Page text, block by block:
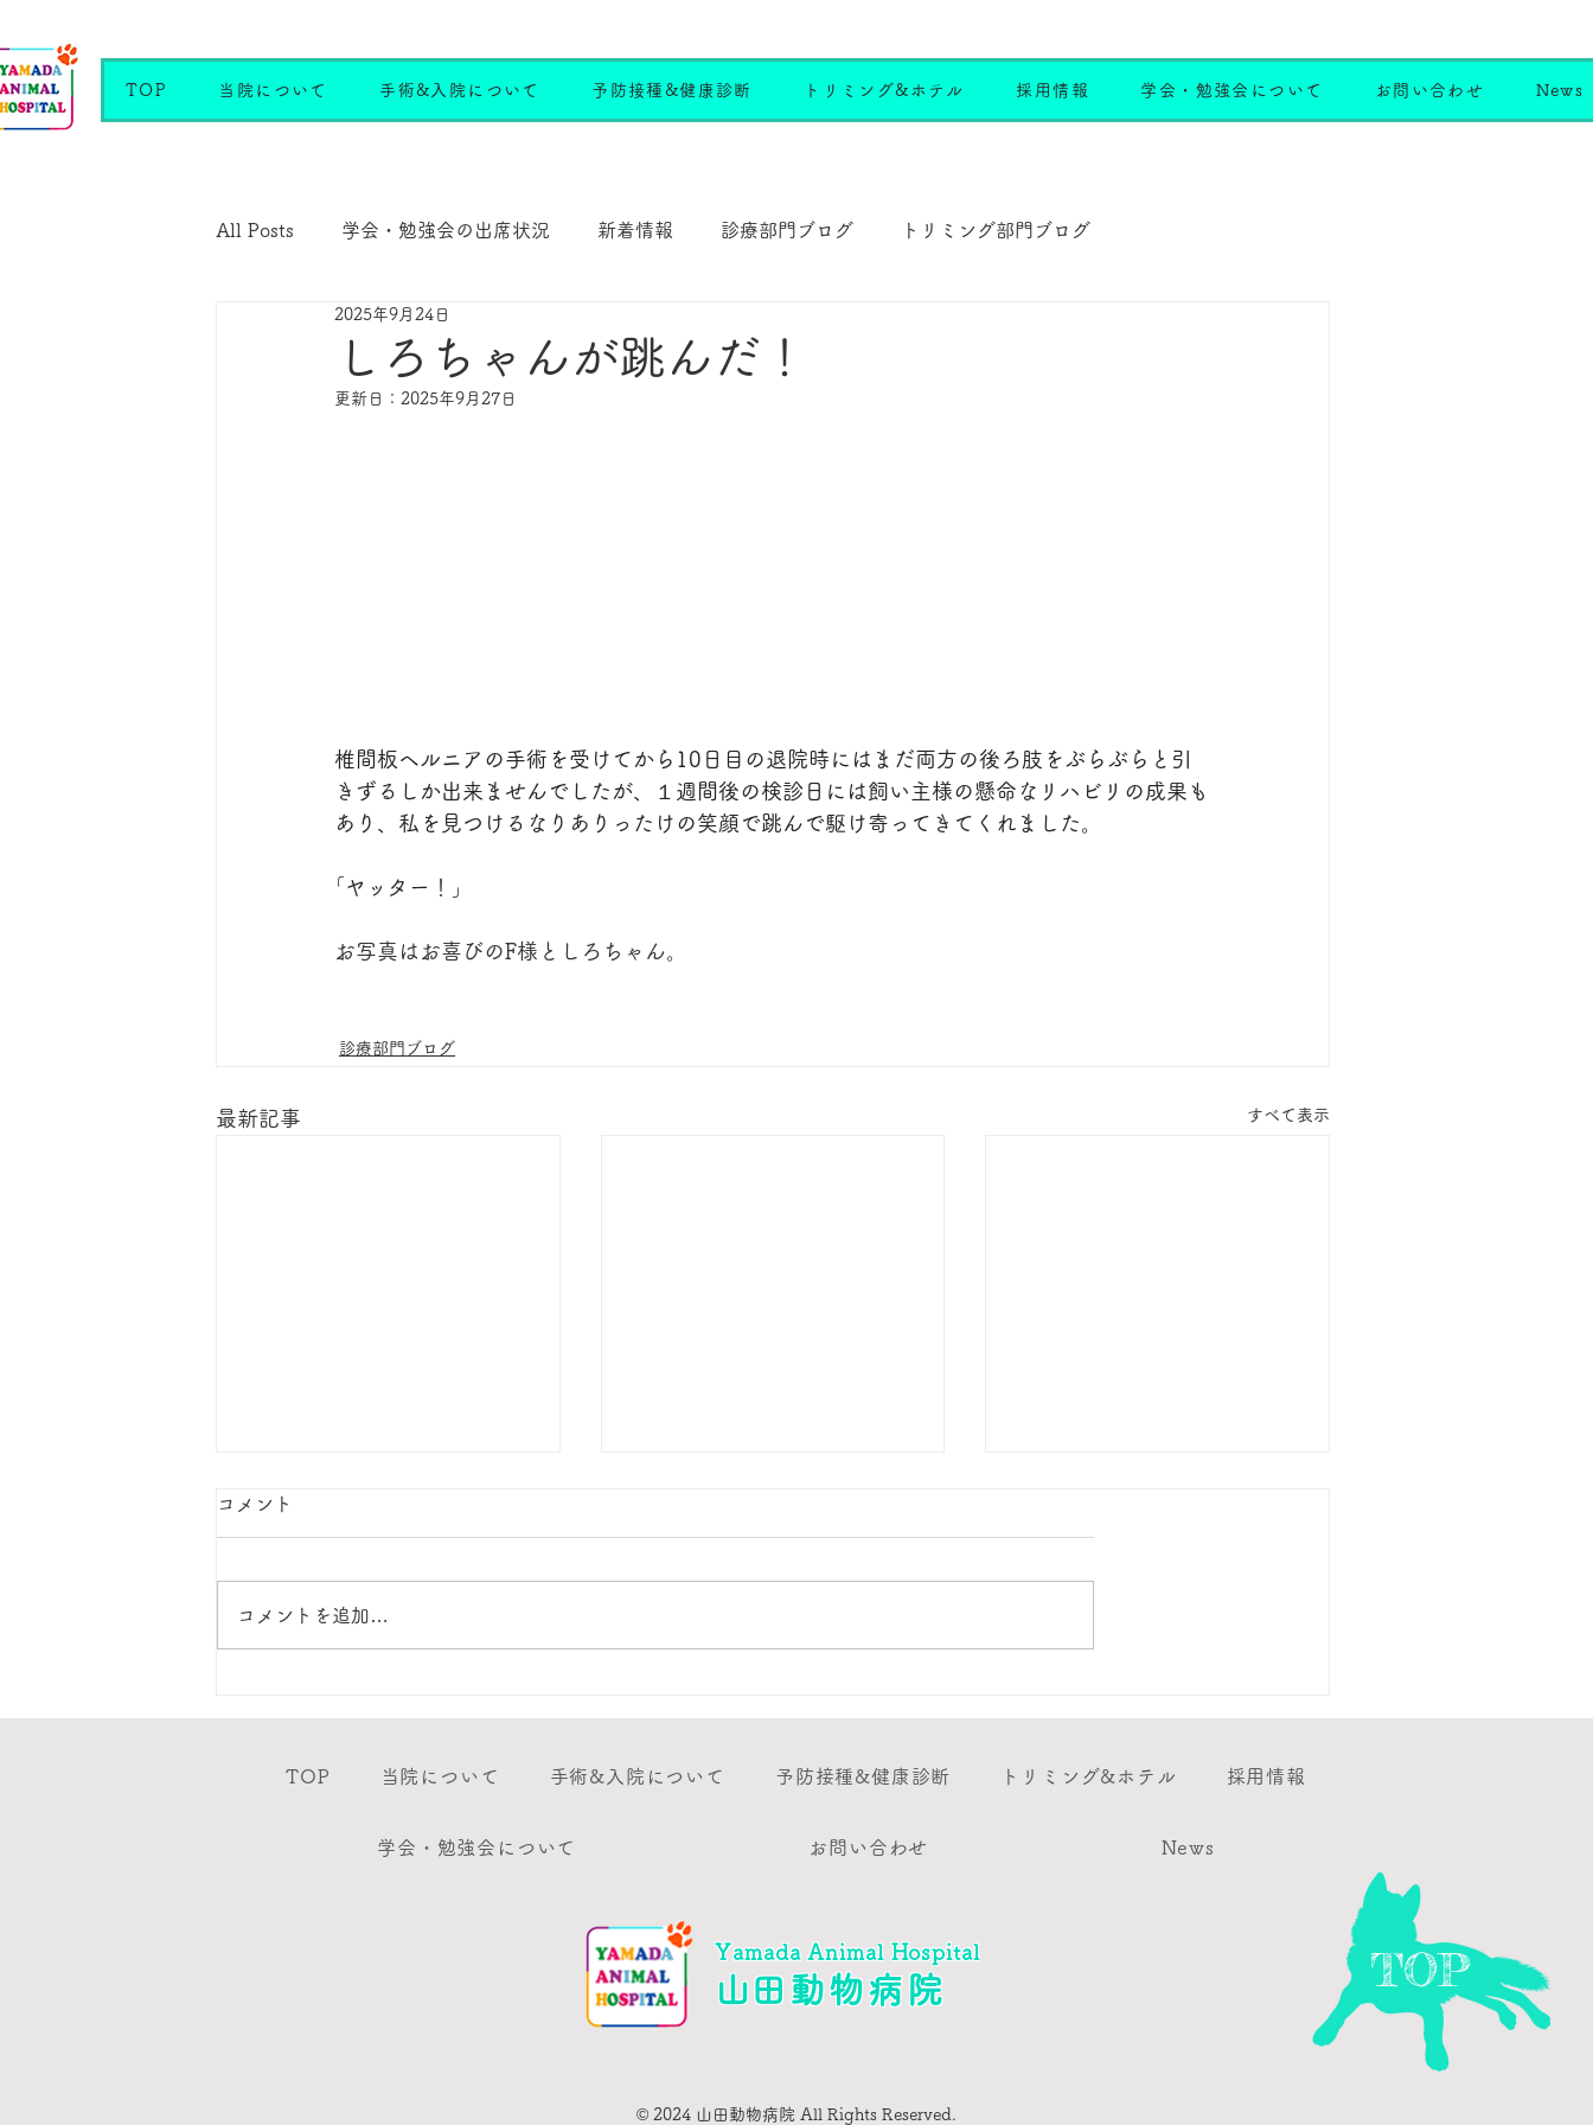
TOP 当院について 手術&入院について 予防接種&健康診断 トリミング&ホテル 採用情報 学会・勉強会について お問い合わせ News
All Posts 学会・勉強会の出席状況 新着情報 診療部門ブログ トリミング部門ブログ
しろちゃんが跳んだ！
2025年9月24日
更新日： 2025年9月27日
椎間板ヘルニアの手術を受けてから10日目の退院時にはまだ両方の後ろ肢をぶらぶらと引
きずるしか出来ませんでしたが、１週間後の検診日には飼い主様の懸命なリハビリの成果も
あり、私を見つけるなりありったけの笑顔で跳んで駆け寄ってきてくれました。
｢ヤッター！｣
お写真はお喜びのF様としろちゃん。
診療部門ブログ
最新記事 すべて表示
獣医師出勤表 8月
クージー君も跳んだ!
コメント
コメントを追加…
TOP
TOP 当院について 手術&入院について 予防接種&健康診断 トリミング&ホテル 採用情報
学会・勉強会について お問い合わせ News
​山田動物病院
Yamada Animal Hospital
© 2024 山田動物病院 All Rights Reserved.